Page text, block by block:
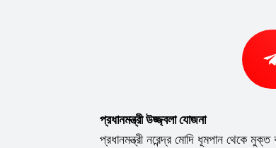
প্রধানমন্ত্রী উজ্জ্বলা যোজনা
প্রধানমন্ত্রী নরেন্দ্র মোদি ধূমপান থেকে